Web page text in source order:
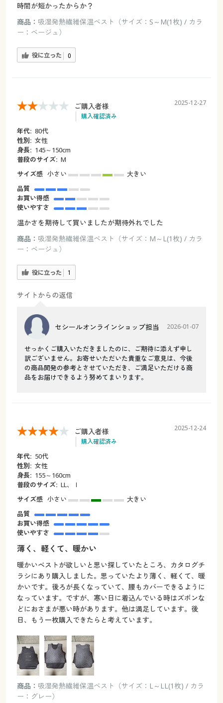
時間が短かったからか？
商品： 吸湿発熱繊維保温ベスト（サイズ：S～M(1枚) / カラ
ー：ベージュ）
役に立った 0
ご購入者様
購入確認済み
2025-12-27
年代: 80代
性別: 女性
身長: 145～150cm
普段のサイズ: M
サイズ感 小さい
大きい
品質
お買い得感
使いやすさ
温かさを期待して買いましたが期待外れでした
商品： 吸湿発熱繊維保温ベスト（サイズ：M～L(1枚) / カラ
ー：ベージュ）
役に立った 1
サイトからの返信
セシールオンラインショップ担当 2026-01-07
せっかくご購入いただきましたのに、ご期待に添えず申し
訳ございません。お寄せいただいた貴重なご意見は、今後
の商品開発の参考とさせていただき、ご満足いただける商
品をお届けできるよう努めてまいります。
ご購入者様
購入確認済み
2025-12-24
年代: 50代
性別: 女性
身長: 155～160cm
普段のサイズ: LL、ｌ
サイズ感 小さい
大きい
品質
お買い得感
使いやすさ
薄く、軽くて、暖かい
暖かいベストが欲しいと思い探していたところ、カタログチ
ラシにあり購入しました。思っていたより薄く、軽くて、暖
かいです。後ろが長くなっていて、腰もカバーできるように
なっています。ですが、寒い日に着込んでいる時はズボンな
どにおさまが悪い時があります。他は満足しています。後
日、もう一枚購入できたらと考えています。
商品： 吸湿発熱繊維保温ベスト（サイズ：L～LL(1枚) / カラ
ー：グレー）